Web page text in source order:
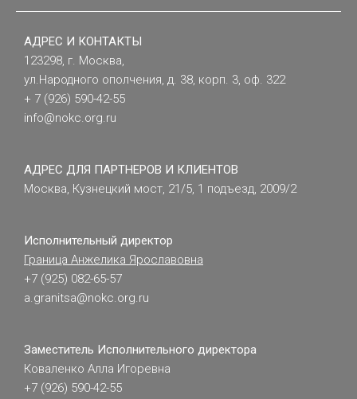
АДРЕС И КОНТАКТЫ
123298, г. Москва,
ул.Народного ополчения, д. 38, корп. 3, оф. 322
+ 7 (926) 590-42-55
info@nokc.org.ru
АДРЕС ДЛЯ ПАРТНЕРОВ И КЛИЕНТОВ
Москва, Кузнецкий мост, 21/5, 1 подъезд, 2009/2
Исполнительный директор
Граница Анжелика Ярославовна
+7 (925) 082-65-57
a.granitsa@nokc.org.ru
Заместитель Исполнительного директора
Коваленко Алла Игоревна
+7 (926) 590-42-55